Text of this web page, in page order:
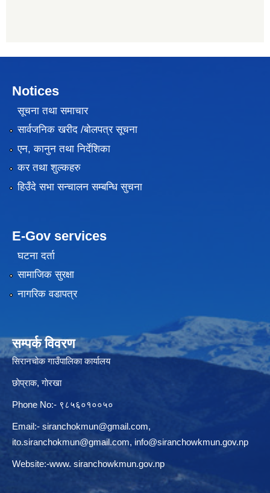
Notices
सूचना तथा समाचार
सार्वजनिक खरीद /बोलपत्र सूचना
एन, कानुन तथा निर्देशिका
कर तथा शुल्कहरु
हिउँदे सभा सन्चालन सम्बन्धि सुचना
E-Gov services
घटना दर्ता
सामाजिक सुरक्षा
नागरिक वडापत्र
सम्पर्क विवरण
सिरानचोक गाउँपालिका कार्यालय
छाेप्राक, गाेरखा
Phone No:- ९८५६०१००५०
Email:- siranchokmun@gmail.com,
ito.siranchokmun@gmail.com, info@siranchowkmun.gov.np
Website:-www. siranchowkmun.gov.np